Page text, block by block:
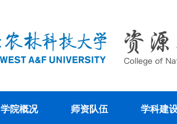
学院概况 师资队伍 学科建